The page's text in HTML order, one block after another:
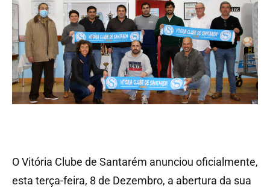
O Vitória Clube de Santarém anunciou oficialmente,
esta terça-feira, 8 de Dezembro, a abertura da sua